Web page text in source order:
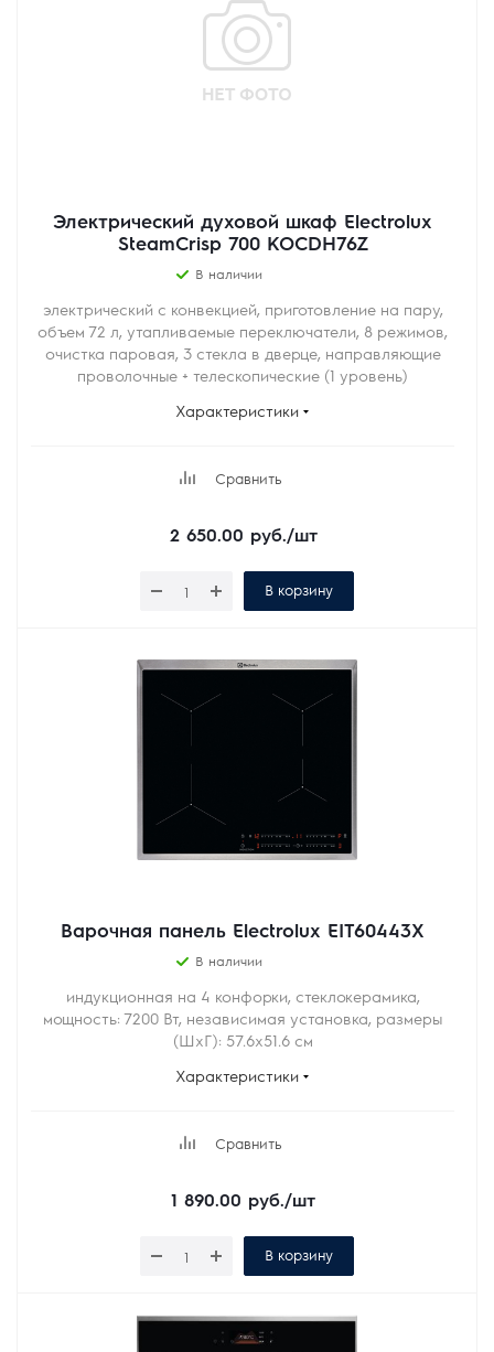
Электрический духовой шкаф Electrolux
SteamCrisp 700 KOCDH76Z
В наличии
электрический с конвекцией, приготовление на пару,
объем 72 л, утапливаемые переключатели, 8 режимов,
очистка паровая, 3 стекла в дверце, направляющие
проволочные + телескопические (1 уровень)
Характеристики
Сравнить
2 650.00 руб./шт
В корзину
Варочная панель Electrolux EIT60443X
В наличии
индукционная на 4 конфорки, cтеклокерамика,
мощность: 7200 Вт, независимая установка, размеры
(ШхГ): 57.6x51.6 см
Характеристики
Сравнить
1 890.00 руб./шт
В корзину